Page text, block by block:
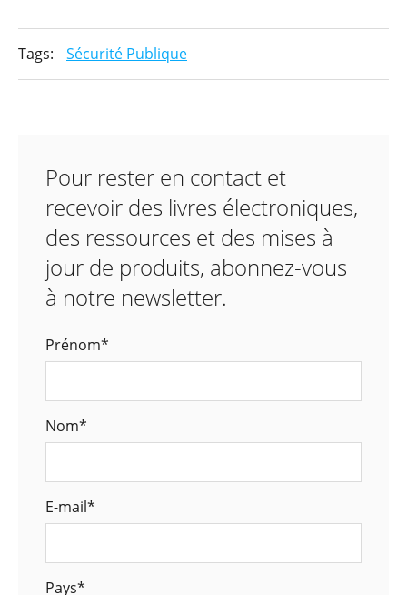
Tags: Sécurité Publique
Pour rester en contact et
recevoir des livres électroniques,
des ressources et des mises à
jour de produits, abonnez-vous
à notre newsletter.
Prénom*
Nom*
E-mail*
Pays*